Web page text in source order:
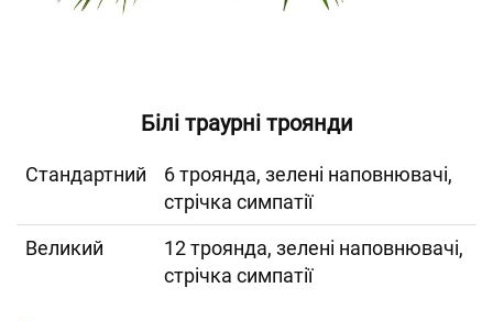
Білі траурні троянди
Cтандартний
6 троянда, зелені наповнювачі,
стрічка симпатії
Великий
12 троянда, зелені наповнювачі,
стрічка симпатії